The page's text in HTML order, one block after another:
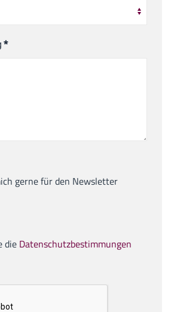
*
gerne für den Newsletter
die Datenschutzbestimmungen